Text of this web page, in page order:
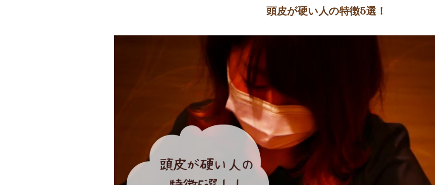
頭皮が硬い人の特徴5選！